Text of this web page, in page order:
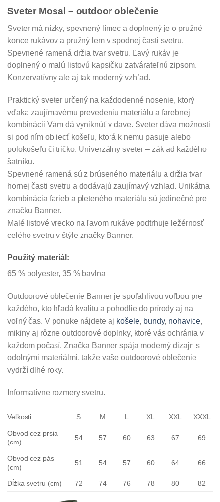
Sveter Mosal – outdoor oblečenie
Sveter má nízky, spevnený límec a doplnený je o pružné
konce rukávov a pružný lem v spodnej časti svetru.
Spevnené ramená držia tvar svetru. Ľavý rukáv je
doplnený o malú listovú kapsičku zatvárateľnú zipsom.
Konzervatívny ale aj tak moderný vzhľad.
Praktický sveter určený na každodenné nosenie, ktorý
vďaka zaujímavému prevedeniu materiálu a farebnej
kombinácii Vám dá vyniknúť v dave. Sveter dáva možnosti
si pod ním obliecť košeľu, ktorá k nemu pasuje alebo
polokošeľu či tričko. Univerzálny sveter – základ každého
šatníku.
Spevnené ramená sú z brúseného materiálu a držia tvar
hornej časti svetru a dodávajú zaujímavý vzhľad. Unikátna
kombinácia farieb a pleteného materiálu sú jedinečné pre
značku Banner.
Malé listové vrecko na ľavom rukáve podtrhuje ležérnosť
celého svetru v štýle značky Banner.
Použitý materiál:
65 % polyester, 35 % bavlna
Outdoorové oblečenie Banner je spoľahlivou voľbou pre
každého, kto hľadá kvalitu a pohodlie do prírody aj na
voľný čas. V ponuke nájdete aj košele, bundy, nohavice,
mikiny aj rôzne outdoorové doplnky, ktoré vás ochránia v
každom počasí. Značka Banner spája moderný dizajn s
odolnými materiálmi, takže vaše outdoorové oblečenie
vydrží dlhé roky.
Informatívne rozmery svetru.
Veľkosti S M L XL XXL XXXL
Obvod cez prsia
(cm)
54 57 60 63 67 69
Obvod cez pás
(cm)
51 54 57 60 64 66
Dĺžka svetru (cm) 72 74 76 78 80 82